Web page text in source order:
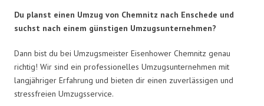
Du planst einen Umzug von Chemnitz nach Enschede und
suchst nach einem günstigen Umzugsunternehmen?
Dann bist du bei Umzugsmeister Eisenhower Chemnitz genau
richtig! Wir sind ein professionelles Umzugsunternehmen mit
langjähriger Erfahrung und bieten dir einen zuverlässigen und
stressfreien Umzugsservice.